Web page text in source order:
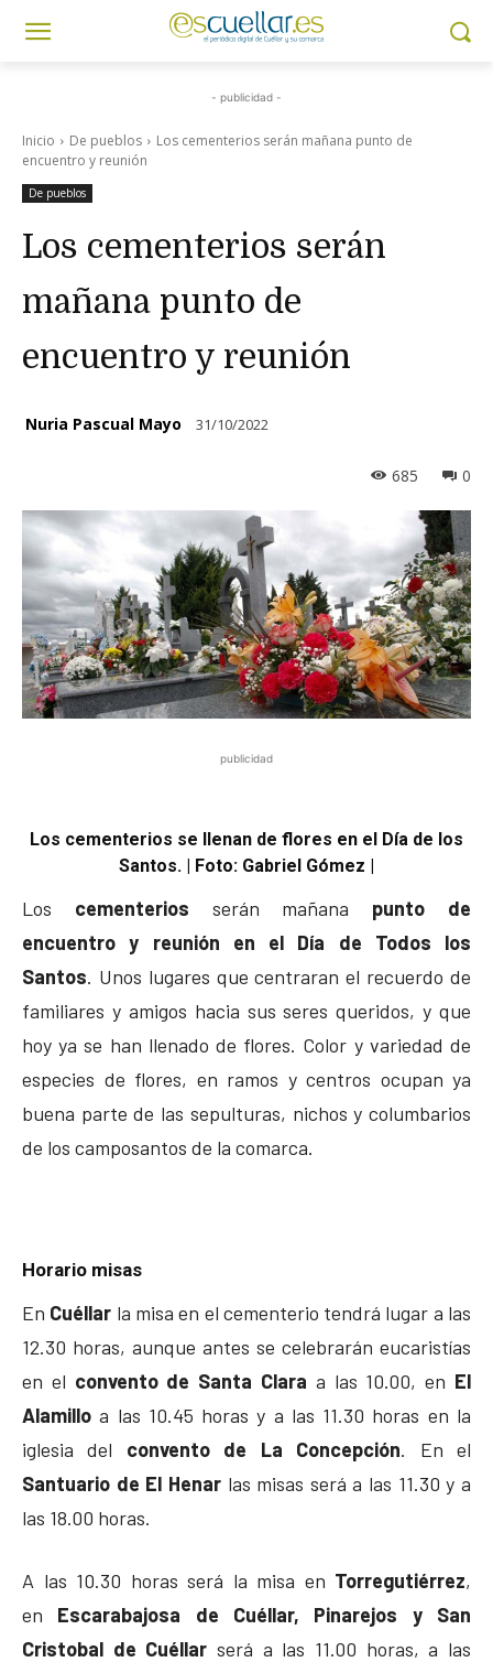
- publicidad -
Inicio De pueblos
Los cementerios serán mañana punto de
encuentro y reunión
De pueblos
Los cementerios serán
mañana punto de
encuentro y reunión
Nuria Pascual Mayo 31/10/2022
0
685
publicidad
Los cementerios se llenan de flores en el Día de los
Santos. | Foto: Gabriel Gómez |
Los cementerios serán mañana punto de
encuentro y reunión en el Día de Todos los
Santos. Unos lugares que centraran el recuerdo de
familiares y amigos hacia sus seres queridos, y que
hoy ya se han llenado de flores. Color y variedad de
especies de flores, en ramos y centros ocupan ya
buena parte de las sepulturas, nichos y columbarios
de los camposantos de la comarca.
Horario misas
En Cuéllar la misa en el cementerio tendrá lugar a las
12.30 horas, aunque antes se celebrarán eucaristías
en el convento de Santa Clara a las 10.00, en El
Alamillo a las 10.45 horas y a las 11.30 horas en la
iglesia del convento de La Concepción. En el
Santuario de El Henarlas misas será a las 11.30 y a
las 18.00 horas.
A las 10.30 horas será la misa en Torregutiérrez,
en Escarabajosa de Cuéllar, Pinarejos y San
Cristobal de Cuéllar será a las 11.00 horas, a las